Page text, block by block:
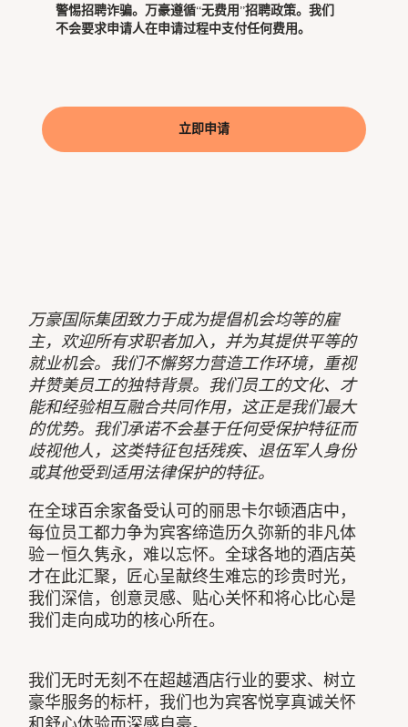
万豪国际集团致力于成为提倡机会均等的雇
主，欢迎所有求职者加入，并为其提供平等的
就业机会。我们不懈努力营造工作环境，重视
并赞美员工的独特背景。我们员工的文化、才
能和经验相互融合共同作用，这正是我们最大
的优势。我们承诺不会基于任何受保护特征而
歧视他人，这类特征包括残疾、退伍军人身份
或其他受到适用法律保护的特征。
在全球百余家备受认可的丽思卡尔顿酒店中，
每位员工都力争为宾客缔造历久弥新的非凡体
验－恒久隽永，难以忘怀。全球各地的酒店英
才在此汇聚，匠心呈献终生难忘的珍贵时光，
我们深信，创意灵感、贴心关怀和将心比心是
我们走向成功的核心所在。
我们无时无刻不在超越酒店行业的要求、树立
豪华服务的标杆，我们也为宾客悦享真诚关怀
警惕招聘诈骗。万豪遵循“无费用”招聘政策。我们
不会要求申请人在申请过程中支付任何费用。
立即申请